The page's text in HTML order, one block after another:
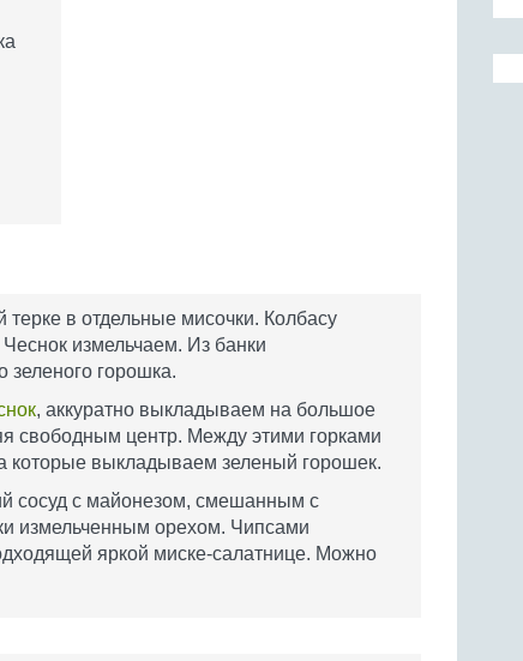
в отдельные мисочки. Колбасу
измельчаем. Из банки
горошка.
, аккуратно выкладываем на большое
свободным центр. Между этими горками
которые выкладываем зеленый горошек.
сосуд с майонезом, смешанным с
измельченным орехом. Чипсами
яркой миске-салатнице. Можно